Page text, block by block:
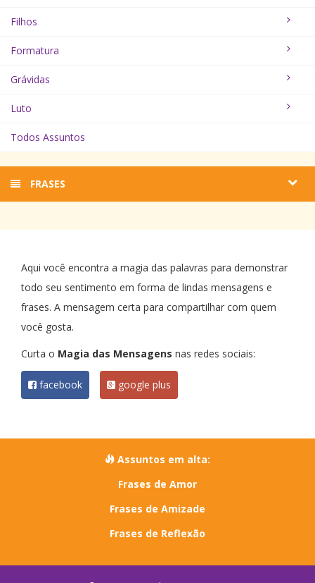
Filhos
Formatura
Grávidas
Luto
Todos Assuntos
FRASES
Aqui você encontra a magia das palavras para demonstrar
todo seu sentimento em forma de lindas mensagens e
frases. A mensagem certa para compartilhar com quem
você gosta.
Curta o Magia das Mensagens nas redes sociais:
facebook google plus
Assuntos em alta:
Frases de Amor
Frases de Amizade
Frases de Reflexão